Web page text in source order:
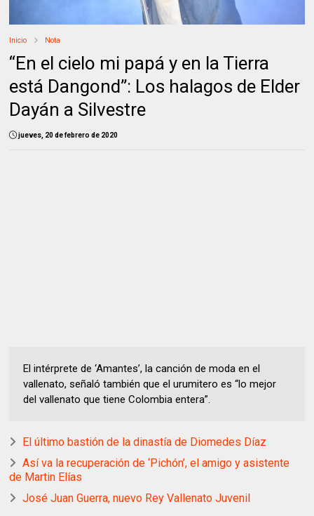
Inicio Nota
“En el cielo mi papá y en la Tierra
está Dangond”: Los halagos de Elder
Dayán a Silvestre
jueves, 20 de febrero de 2020
El intérprete de ‘Amantes’, la canción de moda en el
vallenato, señaló también que el urumitero es “lo mejor
del vallenato que tiene Colombia entera”.
El último bastión de la dinastía de Diomedes Díaz
Así va la recuperación de ‘Pichón’, el amigo y asistente
de Martin Elías
José Juan Guerra, nuevo Rey Vallenato Juvenil